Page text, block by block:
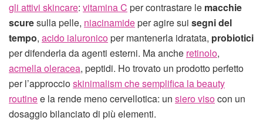
gli attivi skincare: vitamina C per contrastare le macchie
scuresulla pelle, niacinamideper agire sui segni del
tempo, acido ialuronicoper mantenerla idratata, probiotici
per difenderla da agenti esterni. Ma anche retinolo,
acmella oleracea, peptidi. Ho trovato un prodotto perfetto
per l’approccioskinimalism che semplifica la beauty
routinee la rende meno cervellotica: un siero visocon un
dosaggio bilanciato di più elementi.